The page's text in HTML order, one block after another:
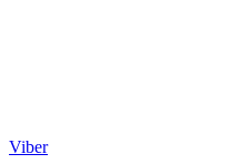
Viber